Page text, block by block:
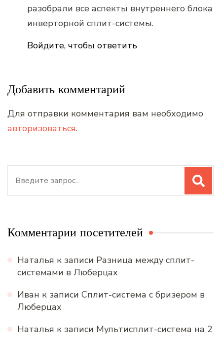
Войдите, чтобы ответить
разобрали все аспекты внутреннего блока
инверторной сплит-системы.
Добавить комментарий
Для отправки комментария вам необходимо
авторизоваться.
Комментарии посетителей
Наталья к записи Разница между сплит-
системами в Люберцах
Иван к записи Сплит-система с бризером в
Люберцах
Наталья к записи Мультисплит-система на 2